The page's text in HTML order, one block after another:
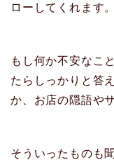
ローしてくれます
もし何か不安なこ
たらしっかりと答
か、お店の隠語や
そういったものも